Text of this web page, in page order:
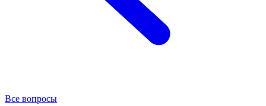
Все вопросы